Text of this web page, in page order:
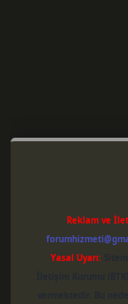
Reklam ve
Yasal Uyarı: